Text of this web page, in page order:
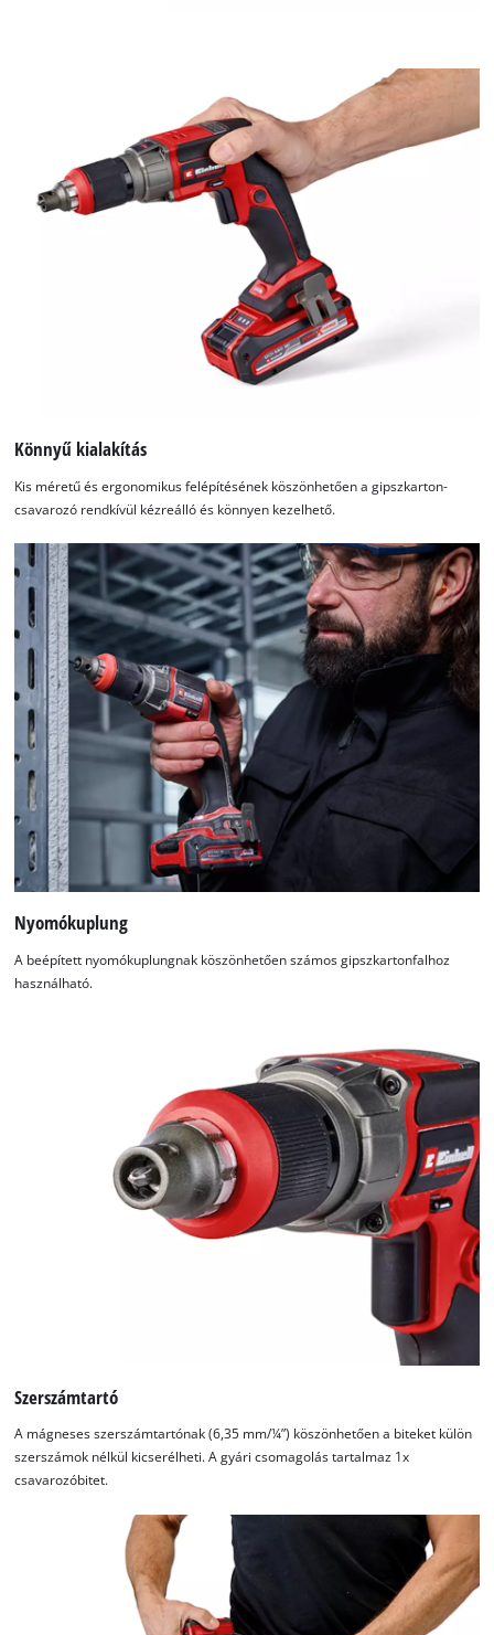
Powered
Könnyű kialakítás
Kis méretű és ergonomikus felépítésének köszönhetően a gipszkarton-
csavarozó rendkívül kézreálló és könnyen kezelhető.
Nyomókuplung
A beépített nyomókuplungnak köszönhetően számos gipszkartonfalhoz
használható.
Szerszámtartó
A mágneses szerszámtartónak (6,35 mm/¼”) köszönhetően a biteket külön
szerszámok nélkül kicserélheti. A gyári csomagolás tartalmaz 1x
csavarozóbitet.